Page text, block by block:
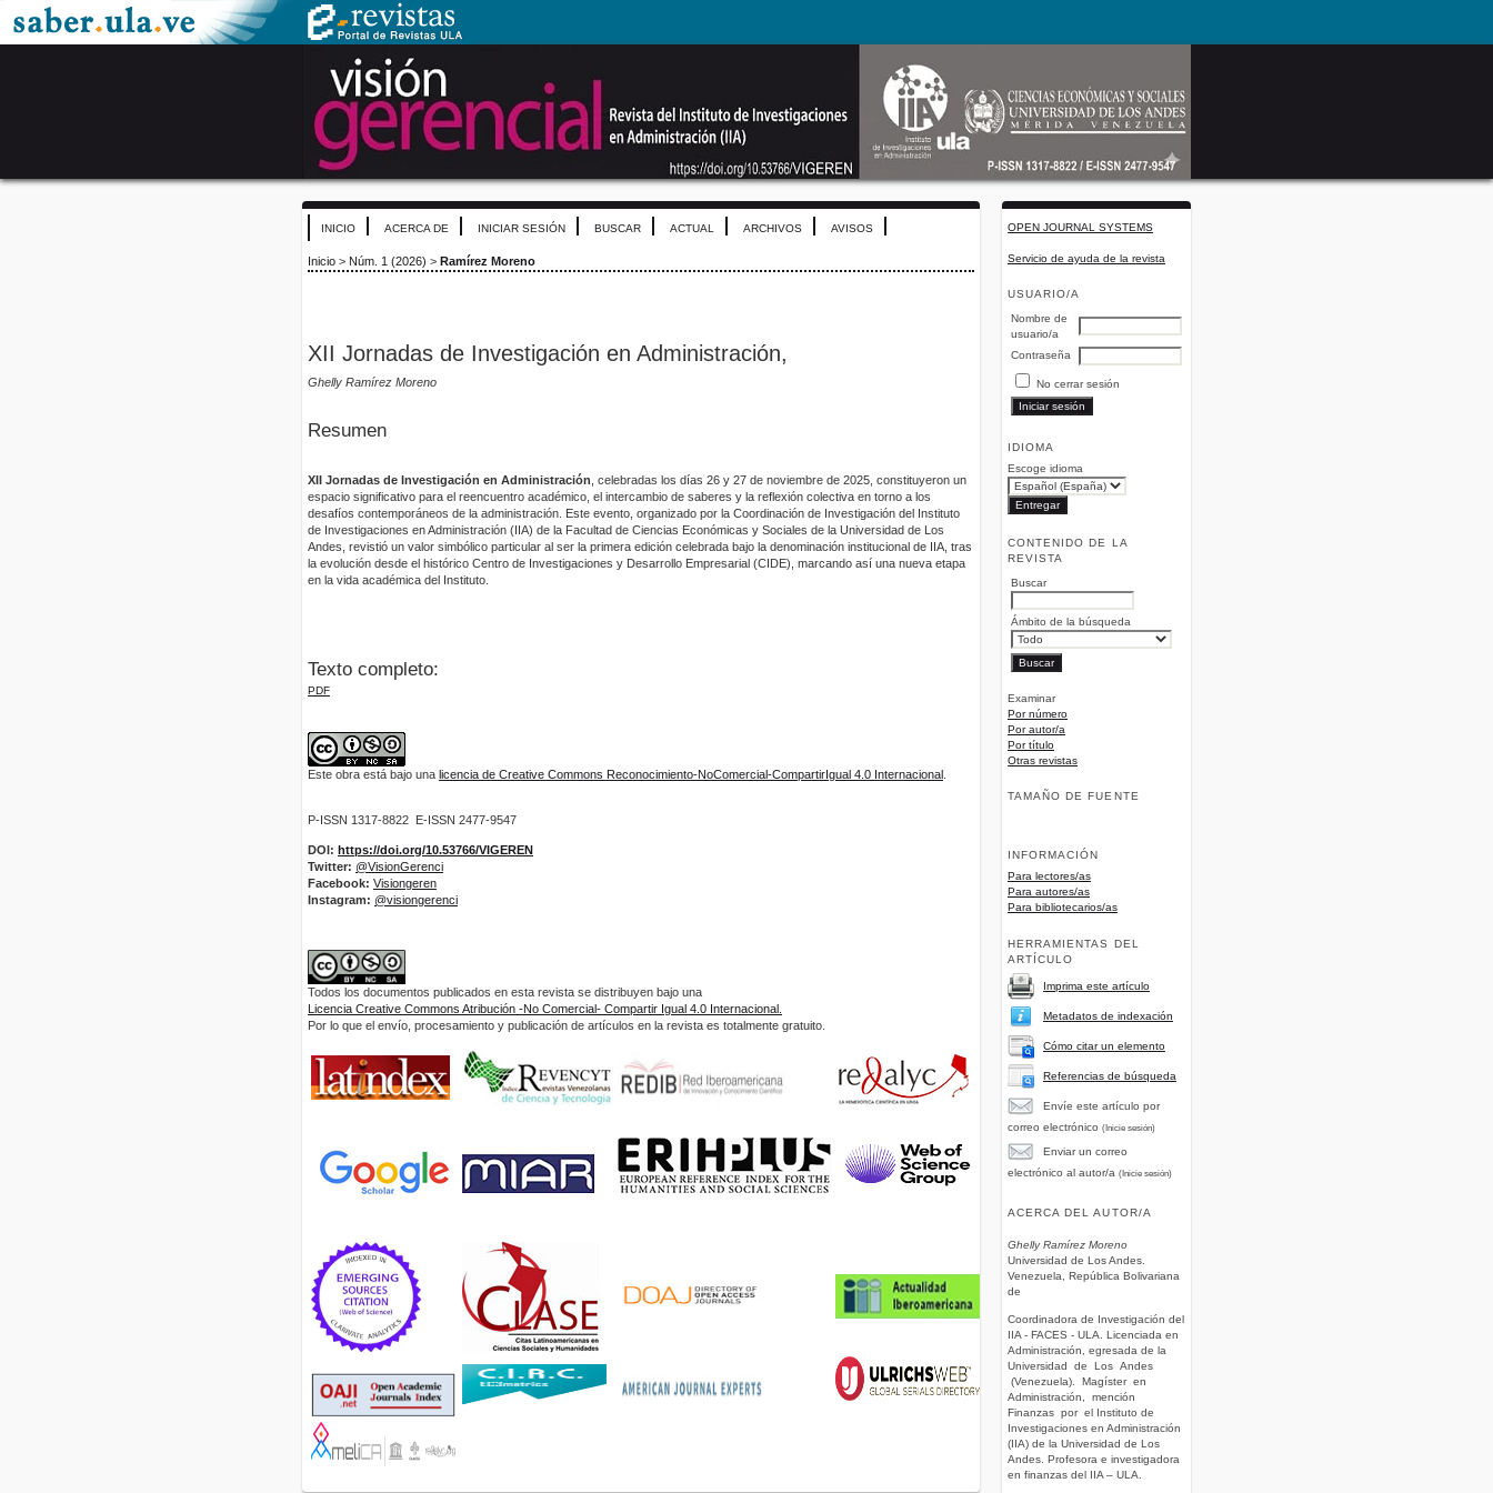
OPEN JOURNAL SYSTEMS
Servicio de ayuda de la revista
USUARIO/A
Nombre de
usuario/a
Contraseña
No cerrar sesión
IDIOMA
Escoge idioma
CONTENIDO DE LA
REVISTA
Buscar
Ámbito de la búsqueda
Examinar
Por número
Por autor/a
Por título
Otras revistas
TAMAÑO DE FUENTE
INFORMACIÓN
Para lectores/as
Para autores/as
Para bibliotecarios/as
HERRAMIENTAS DEL
ARTÍCULO
Imprima este artículo
Metadatos de indexación
Cómo citar un elemento
Referencias de búsqueda
Envíe este artículo por
correo electrónico (Inicie sesión)
Enviar un correo
electrónico al autor/a (Inicie sesión)
ACERCA DEL AUTOR/A
Ghelly Ramírez Moreno
Universidad de Los Andes.
Venezuela, República Bolivariana
de
Coordinadora de Investigación del
IIA - FACES - ULA. Licenciada en
Administración, egresada de la
Universidad de Los Andes
(Venezuela). Magíster en
Administración, mención
Finanzas por el Instituto de
Investigaciones en Administración
(IIA) de la Universidad de Los
Andes. Profesora e investigadora
en finanzas del IIA – ULA.
INICIO ACERCA DE INICIAR SESIÓN BUSCAR ACTUAL ARCHIVOS AVISOS
Inicio > Núm. 1 (2026) > Ramírez Moreno
XII Jornadas de Investigación en Administración,
Ghelly Ramírez Moreno
Resumen
XII Jornadas de Investigación en Administración , celebradas los días 26 y 27 de noviembre de 2025, constituyeron un
espacio significativo para el reencuentro académico, el intercambio de saberes y la reflexión colectiva en torno a los
desafíos contemporáneos de la administración. Este evento, organizado por la Coordinación de Investigación del Instituto
de Investigaciones en Administración (IIA) de la Facultad de Ciencias Económicas y Sociales de la Universidad de Los
Andes, revistió un valor simbólico particular al ser la primera edición celebrada bajo la denominación institucional de IIA, tras
la evolución desde el histórico Centro de Investigaciones y Desarrollo Empresarial (CIDE), marcando así una nueva etapa
en la vida académica del Instituto.
Texto completo:
PDF
Este obra está bajo una licencia de Creative Commons Reconocimiento-NoComercial-CompartirIgual 4.0 Internacional
P-ISSN 1317-8822 E-ISSN 2477-9547
DOI: https://doi.org/10.53766/VIGEREN
Twitter: @VisionGerenci
Facebook: Visiongeren
Instagram: @visiongerenci
Todos los documentos publicados en esta revista se distribuyen bajo una
Licencia Creative Commons Atribución -No Comercial- Compartir Igual 4.0 Internacional.
Por lo que el envío, procesamiento y publicación de artículos en la revista es totalmente gratuito.